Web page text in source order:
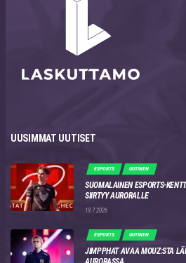
UUSIMMAT UUTISET
ESPORTS UUTINEN
SUOMALAINEN ESPORTS-
SIIRTYY AURORALLE
19.7.2026
ESPORTS UUTINEN
JIMPPHAT AVAA MOUZ:STA